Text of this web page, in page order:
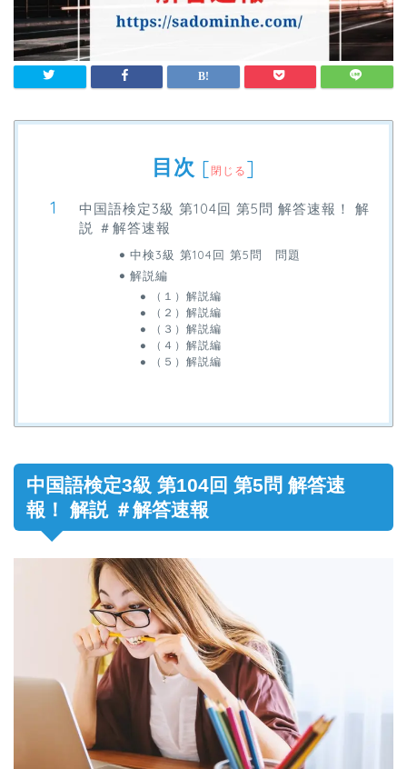
目次 [ 閉じる ]
中国語検定3級 第104回 第5問 解答速報！ 解
説 ＃解答速報
中検3級 第104回 第5問 問題
解説編
（１）解説編
（２）解説編
（３）解説編
（４）解説編
（５）解説編
中国語検定3級 第104回 第5問 解答速
報！ 解説 ＃解答速報